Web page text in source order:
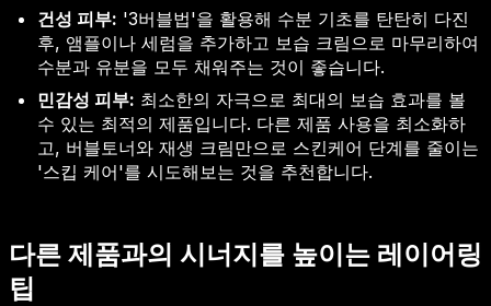
건성 피부: '3버블법'을 활용해 수분 기초를 탄탄히 다진
후, 앰플이나 세럼을 추가하고 보습 크림으로 마무리하여
수분과 유분을 모두 채워주는 것이 좋습니다.
민감성 피부: 최소한의 자극으로 최대의 보습 효과를 볼
수 있는 최적의 제품입니다. 다른 제품 사용을 최소화하
고, 버블토너와 재생 크림만으로 스킨케어 단계를 줄이는
'스킵 케어'를 시도해보는 것을 추천합니다.
다른 제품과의 시너지를 높이는 레이어링
팁